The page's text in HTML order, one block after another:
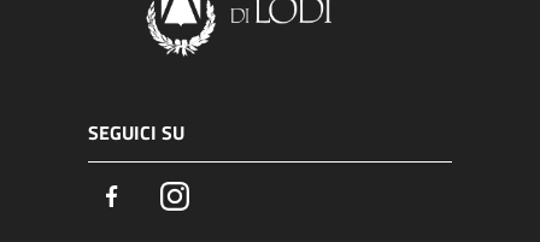
SEGUICI SU
FacebookInstagram